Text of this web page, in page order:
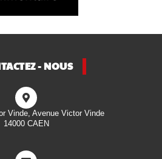
- NOUS
Vinde, Avenue Victor Vinde
14000 CAEN